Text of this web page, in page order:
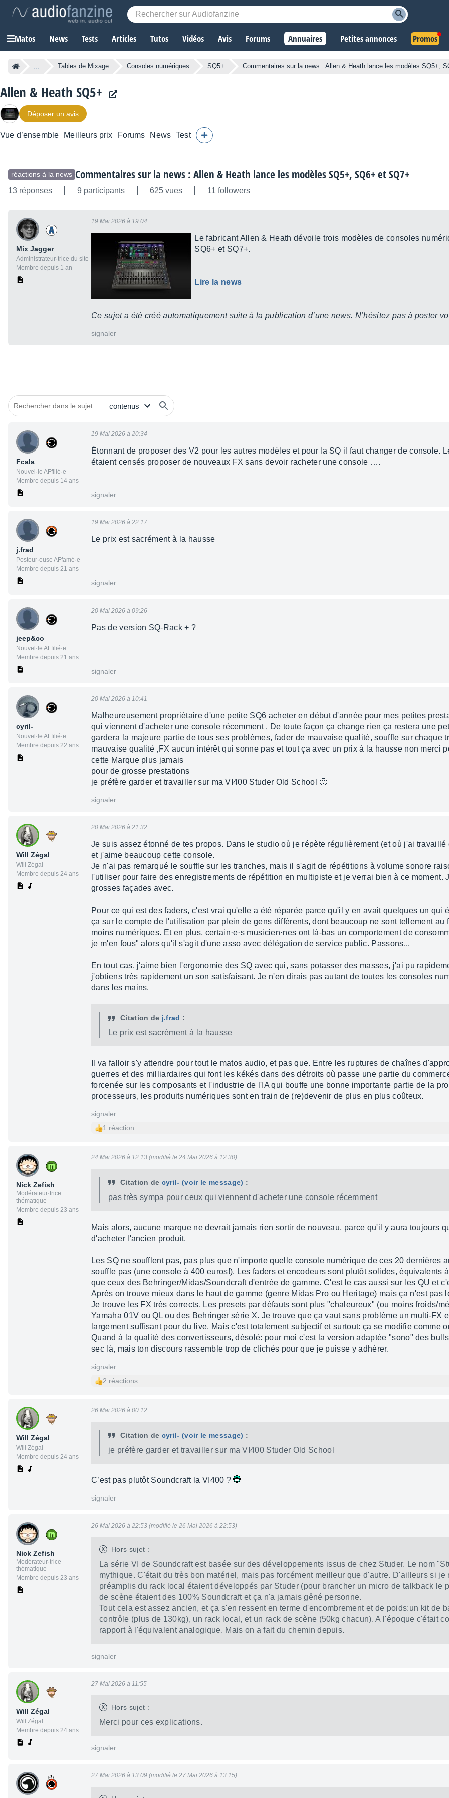
Matos News Tests Articles Tutos Vidéos Avis Forums Annuaires Petites annonces Promos
... Tables de Mixage Consoles numériques SQ5+ Commentaires sur la news : Allen & Heath lance les modèles SQ5+,
Allen & Heath SQ5+
Déposer un avis
Vue d’ensemble Meilleurs prix Forums News Test
réactions à la news Commentaires sur la news : Allen & Heath lance les modèles SQ5+, SQ6+ et SQ7+
13 réponses 9 participants 625 vues 11 followers
Mix Jagger
Administrateur·trice du site
Membre depuis 1 an
19 Mai 2026 à 19:04
Le fabricant Allen & Heath dévoile trois modèles de consoles
SQ6+ et SQ7+.
Lire la news
Ce sujet a été créé automatiquement suite à la publication d’une news. N’hésitez pas à poster
signaler
Fcala
Nouvel·le AFfilié·e
Membre depuis 14 ans
19 Mai 2026 à 20:34
Étonnant de proposer des V2 pour les autres modèles et pour la SQ il faut changer de console.
étaient censés proposer de nouveaux FX sans devoir racheter une console ….
signaler
j.frad
Posteur·euse AFfamé·e
Membre depuis 21 ans
19 Mai 2026 à 22:17
Le prix est sacrément à la hausse
signaler
jeep&co
Nouvel·le AFfilié·e
Membre depuis 21 ans
20 Mai 2026 à 09:26
Pas de version SQ-Rack + ?
signaler
cyril-
Nouvel·le AFfilié·e
Membre depuis 22 ans
20 Mai 2026 à 10:41
Malheureusement propriétaire d'une petite SQ6 acheter en début d'année pour mes petites
qui viennent d'acheter une console récemment . De toute façon ça change rien ça restera une
gardera la majeure partie de tous ses problèmes, fader de mauvaise qualité, souffle sur chaque
mauvaise qualité ,FX aucun intérêt qui sonne pas et tout ça avec un prix à la hausse non merci
cette Marque plus jamais
pour de grosse prestations
je préfère garder et travailler sur ma VI400 Studer Old School 🙂
signaler
Will Zégal
Will Zégal
Membre depuis 24 ans
20 Mai 2026 à 21:32
Je suis assez étonné de tes propos. Dans le studio où je répète régulièrement (et où j'ai
et j'aime beaucoup cette console.
Je n'ai pas remarqué le souffle sur les tranches, mais il s'agit de répétitions à volume sonore
l'utiliser pour faire des enregistrements de répétition en multipiste et je verrai bien à ce moment.
grosses façades avec.
Pour ce qui est des faders, c'est vrai qu'elle a été réparée parce qu'il y en avait quelques un qui
ça sur le compte de l'utilisation par plein de gens différents, dont beaucoup ne sont tellement au
moins numériques. Et en plus, certain·e·s musicien·nes ont là-bas un comportement de
je m'en fous" alors qu'il s'agit d'une asso avec délégation de service public. Passons...
En tout cas, j'aime bien l'ergonomie des SQ avec qui, sans potasser des masses, j'ai pu
j'obtiens très rapidement un son satisfaisant. Je n'en dirais pas autant de toutes les consoles
dans les mains.
Citation de j.frad :
Le prix est sacrément à la hausse
Il va falloir s'y attendre pour tout le matos audio, et pas que. Entre les ruptures de chaînes
guerres et des milliardaires qui font les kékés dans des détroits où passe une partie du
forcenée sur les composants et l'industrie de l'IA qui bouffe une bonne importante partie de la
processeurs, les produits numériques sont en train de (re)devenir de plus en plus coûteux.
signaler
1 réaction
Nick Zefish
Modérateur·trice
thématique
Membre depuis 23 ans
24 Mai 2026 à 12:13 (modifié le 24 Mai 2026 à 12:30)
Citation de cyril- (voir le message) :
pas très sympa pour ceux qui viennent d'acheter une console récemment
Mais alors, aucune marque ne devrait jamais rien sortir de nouveau, parce qu'il y aura toujours
d'acheter l'ancien produit.
Les SQ ne soufflent pas, pas plus que n'importe quelle console numérique de ces 20 dernières
souffle pas (une console à 400 euros!). Les faders et encodeurs sont plutôt solides, équivalents
que ceux des Behringer/Midas/Soundcraft d'entrée de gamme. C'est le cas aussi sur les QU et
Après on trouve mieux dans le haut de gamme (genre Midas Pro ou Heritage) mais ça n'est pas
Je trouve les FX très corrects. Les presets par défauts sont plus "chaleureux" (ou moins froids/
Yamaha 01V ou QL ou des Behringer série X. Je trouve que ça vaut sans problème un multi-FX
largement suffisant pour du live. Mais c'est totalement subjectif et surtout: ça se modifie comme
Quand à la qualité des convertisseurs, désolé: pour moi c'est la version adaptée "sono" des
sec là, mais ton discours rassemble trop de clichés pour que je puisse y adhérer.
signaler
2 réactions
Will Zégal
Will Zégal
Membre depuis 24 ans
26 Mai 2026 à 00:12
Citation de cyril- (voir le message) :
je préfère garder et travailler sur ma VI400 Studer Old School
C’est pas plutôt Soundcraft la VI400 ?
signaler
Nick Zefish
Modérateur·trice
thématique
Membre depuis 23 ans
26 Mai 2026 à 22:53 (modifié le 26 Mai 2026 à 22:53)
x Hors sujet :
La série VI de Soundcraft est basée sur des développements issus de chez Studer. Le nom
mythique. C'était du très bon matériel, mais pas forcément meilleur que d'autre. D'ailleurs si
préamplis du rack local étaient développés par Studer (pour brancher un micro de talkback le
de scène étaient des 100% Soundcraft et ça n'a jamais gêné personne.
Tout cela est assez ancien, et ça s'en ressent en terme d'encombrement et de poids:un kit de
contrôle (plus de 130kg), un rack local, et un rack de scène (50kg chacun). A l'époque c'était
rapport à l'équivalent analogique. Mais on a fait du chemin depuis.
signaler
Will Zégal
Will Zégal
Membre depuis 24 ans
27 Mai 2026 à 11:55
x Hors sujet :
Merci pour ces explications.
signaler
27 Mai 2026 à 13:09 (modifié le 27 Mai 2026 à 13:15)